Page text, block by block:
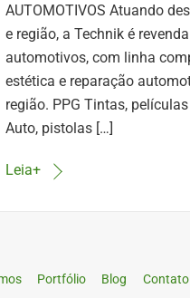
AUTOMOTIVOS Atuando
e região, a Technik é
automotivos, com linha
estética e reparação
região. PPG Tintas,
Auto, pistolas […]
Leia+
Portfólio Blog Contato